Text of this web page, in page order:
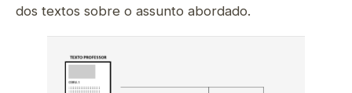
dos textos sobre o assunto abordado.